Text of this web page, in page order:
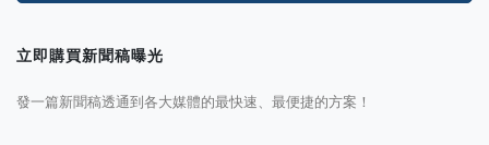
立即購買新聞稿曝光
發一篇新聞稿透通到各大媒體的最快速、最便捷的方案！